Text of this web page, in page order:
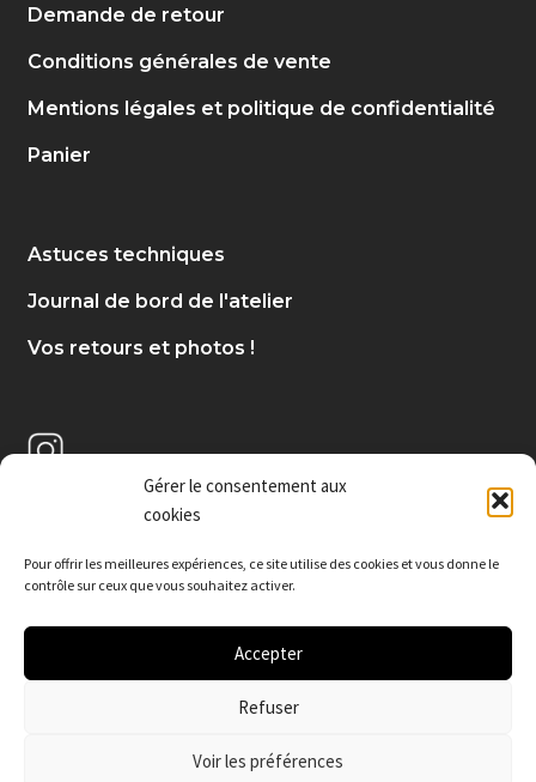
Gérer le consentement aux
cookies
Pour offrir les meilleures expériences, ce site utilise des cookies et vous donne le
contrôle sur ceux que vous souhaitez activer.
Accepter
Refuser
Voir les préférences
Demande de retour
Conditions générales de vente
Mentions légales et politique de confidentialité
Panier
Astuces techniques
Journal de bord de l'atelier
Vos retours et photos !
© De poudres et d'émail 2026